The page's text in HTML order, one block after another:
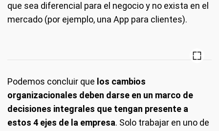
que sea diferencial para el negocio y no exista en el
mercado (por ejemplo, una App para clientes).
Podemos concluir que los cambios
organizacionales deben darse en un marco de
decisiones integrales que tengan presente a
estos 4 ejes de la empresa. Solo trabajar en uno de